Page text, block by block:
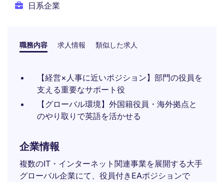
日系企業
職務内容 求人情報 類似した求人
【経営×人事に近いポジション】部門の役員を
支える重要なサポート役
【グローバル環境】外国籍役員・海外拠点と
のやり取りで英語を活かせる
企業情報
複数のIT・インターネット関連事業を展開する大手
グローバル企業にて、役員付きEAポジションで